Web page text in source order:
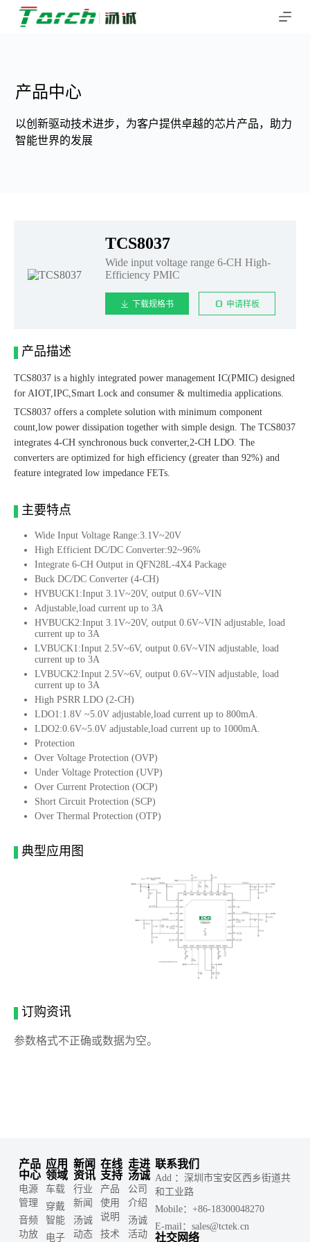
跳
产品中心
以创新驱动技术进步，为客户提供卓越的芯片产品，助力
智能世界的发展
TCS8037
Wide input voltage range 6-CH High-
Efficiency PMIC
下载规格书 申请样板
产品描述
TCS8037 is a highly integrated power management IC(PMIC) designed
for AIOT,IPC,Smart Lock and consumer & multimedia applications.
TCS8037 offers a complete solution with minimum component
count,low power dissipation together with simple design. The TCS8037
integrates 4-CH synchronous buck converter,2-CH LDO. The
converters are optimized for high efficiency (greater than 92%) and
feature integrated low impedance FETs.
主要特点
Wide Input Voltage Range:3.1V~20V
High Efficient DC/DC Converter:92~96%
Integrate 6-CH Output in QFN28L-4X4 Package
Buck DC/DC Converter (4-CH)
HVBUCK1:Input 3.1V~20V, output 0.6V~VIN
Adjustable,load current up to 3A
HVBUCK2:Input 3.1V~20V, output 0.6V~VIN adjustable, load
current up to 3A
LVBUCK1:Input 2.5V~6V, output 0.6V~VIN adjustable, load
current up to 3A
LVBUCK2:Input 2.5V~6V, output 0.6V~VIN adjustable, load
current up to 3A
High PSRR LDO (2-CH)
LDO1:1.8V ~5.0V adjustable,load current up to 800mA.
LDO2:0.6V~5.0V adjustable,load current up to 1000mA.
Protection
Over Voltage Protection (OVP)
Under Voltage Protection (UVP)
Over Current Protection (OCP)
Short Circuit Protection (SCP)
Over Thermal Protection (OTP)
典型应用图
订购资讯
参数格式不正确或数据为空。
产品
中心
电源
管理
音频
功放
应用
领域
车载
穿戴
智能
电子
新闻
资讯
行业
新闻
汤诚
动态
在线
支持
产品
使用
说明
技术
走进
汤诚
公司
介绍
汤诚
活动
联系我们
Add ：深圳市宝安区西乡街道共
和工业路
Mobile：+86-18300048270
E-mail：sales@tctek.cn
社交网络